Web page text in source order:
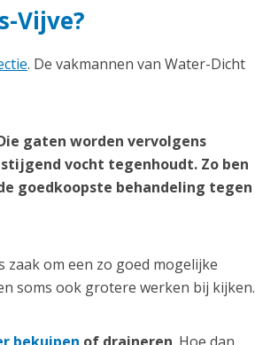
Vijve?
. De vakmannen van Water-Dicht
gaten worden vervolgens
vocht tegenhoudt. Zo ben
goedkoopste behandeling tegen
om een zo goed mogelijke
soms ook grotere werken bij kijken.